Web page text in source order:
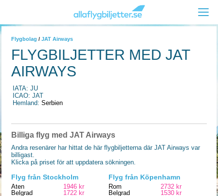
Flygbolag / JAT Airways
FLYGBILJETTER MED JAT
AIRWAYS
IATA: JU
ICAO: JAT
Hemland: Serbien
Billiga flyg med JAT Airways
Andra resenärer har hittat de här flygbiljetterna där JAT Airways var
billigast.
Klicka på priset för att uppdatera sökningen.
Flyg från Stockholm
Aten
1946 kr
Belgrad
1722 kr
Flyg från Köpenhamn
Rom
2732 kr
Belgrad
1530 kr